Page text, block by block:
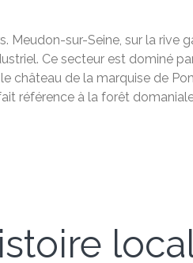
Meudon-sur-Seine, sur la rive
Ce secteur est dominé
château de la marquise de
référence à la forêt